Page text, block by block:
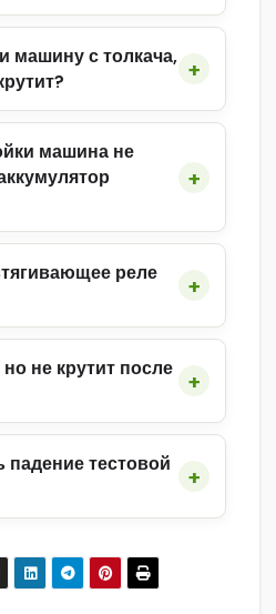
машину с толкача,
машина не
реле
не крутит после
тестовой